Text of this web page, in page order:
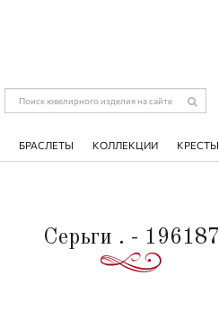
БРАСЛЕТЫ КОЛЛЕКЦИИ КРЕСТЫ
Серьги . - 196187